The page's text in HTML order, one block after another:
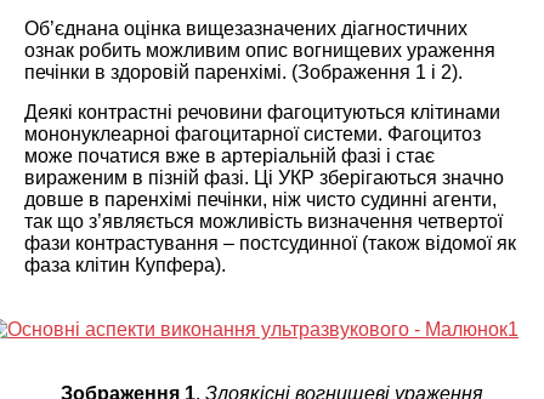
Об’єднана оцінка вищезазначених діагностичних
ознак робить можливим опис вогнищевих ураження
печінки в здоровій паренхімі. (Зображення 1 і 2).
Деякі контрастні речовини фагоцитуються клітинами
мононуклеарноі фагоцитарної системи. Фагоцитоз
може початися вже в артеріальній фазі і стає
вираженим в пізній фазі. Ці УКР зберігаються значно
довше в паренхімі печінки, ніж чисто судинні агенти,
так що з’являється можливість визначення четвертої
фази контрастування – постсудинної (також відомої як
фаза клітин Купфера).
Зображення 1. Злоякісні вогнищеві ураження